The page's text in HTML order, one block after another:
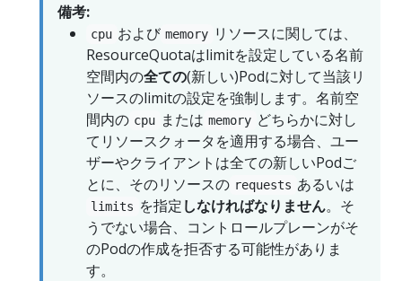
備考:
cpu および memory リソースに関しては、
ResourceQuotaはlimitを設定している名前
空間内の全ての(新しい)Podに対して当該リ
ソースのlimitの設定を強制します。名前空
間内の cpu または memory どちらかに対し
てリソースクォータを適用する場合、ユー
ザーやクライアントは全ての新しいPodご
とに、そのリソースの requests あるいは
limits を指定しなければなりません。そ
うでない場合、コントロールプレーンがそ
のPodの作成を拒否する可能性がありま
す。